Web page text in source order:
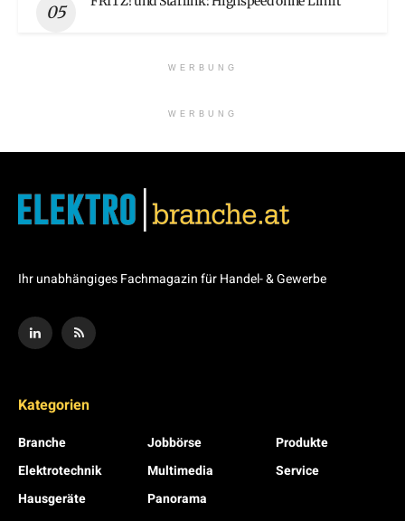
WERBUNG
WERBUNG
Ihr unabhängiges Fachmagazin für Handel- & Gewerbe
Kategorien
Branche
Elektrotechnik
Hausgeräte
Jobbörse
Multimedia
Panorama
Produkte
Service